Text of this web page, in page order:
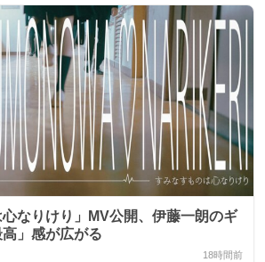
心なりけり」MV公開、伊藤一朗のギ
」感が広がる
18時間前